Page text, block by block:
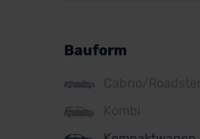
Citroen
Cupra
DS
Bauform
Cabrio/Roadster
Kombi